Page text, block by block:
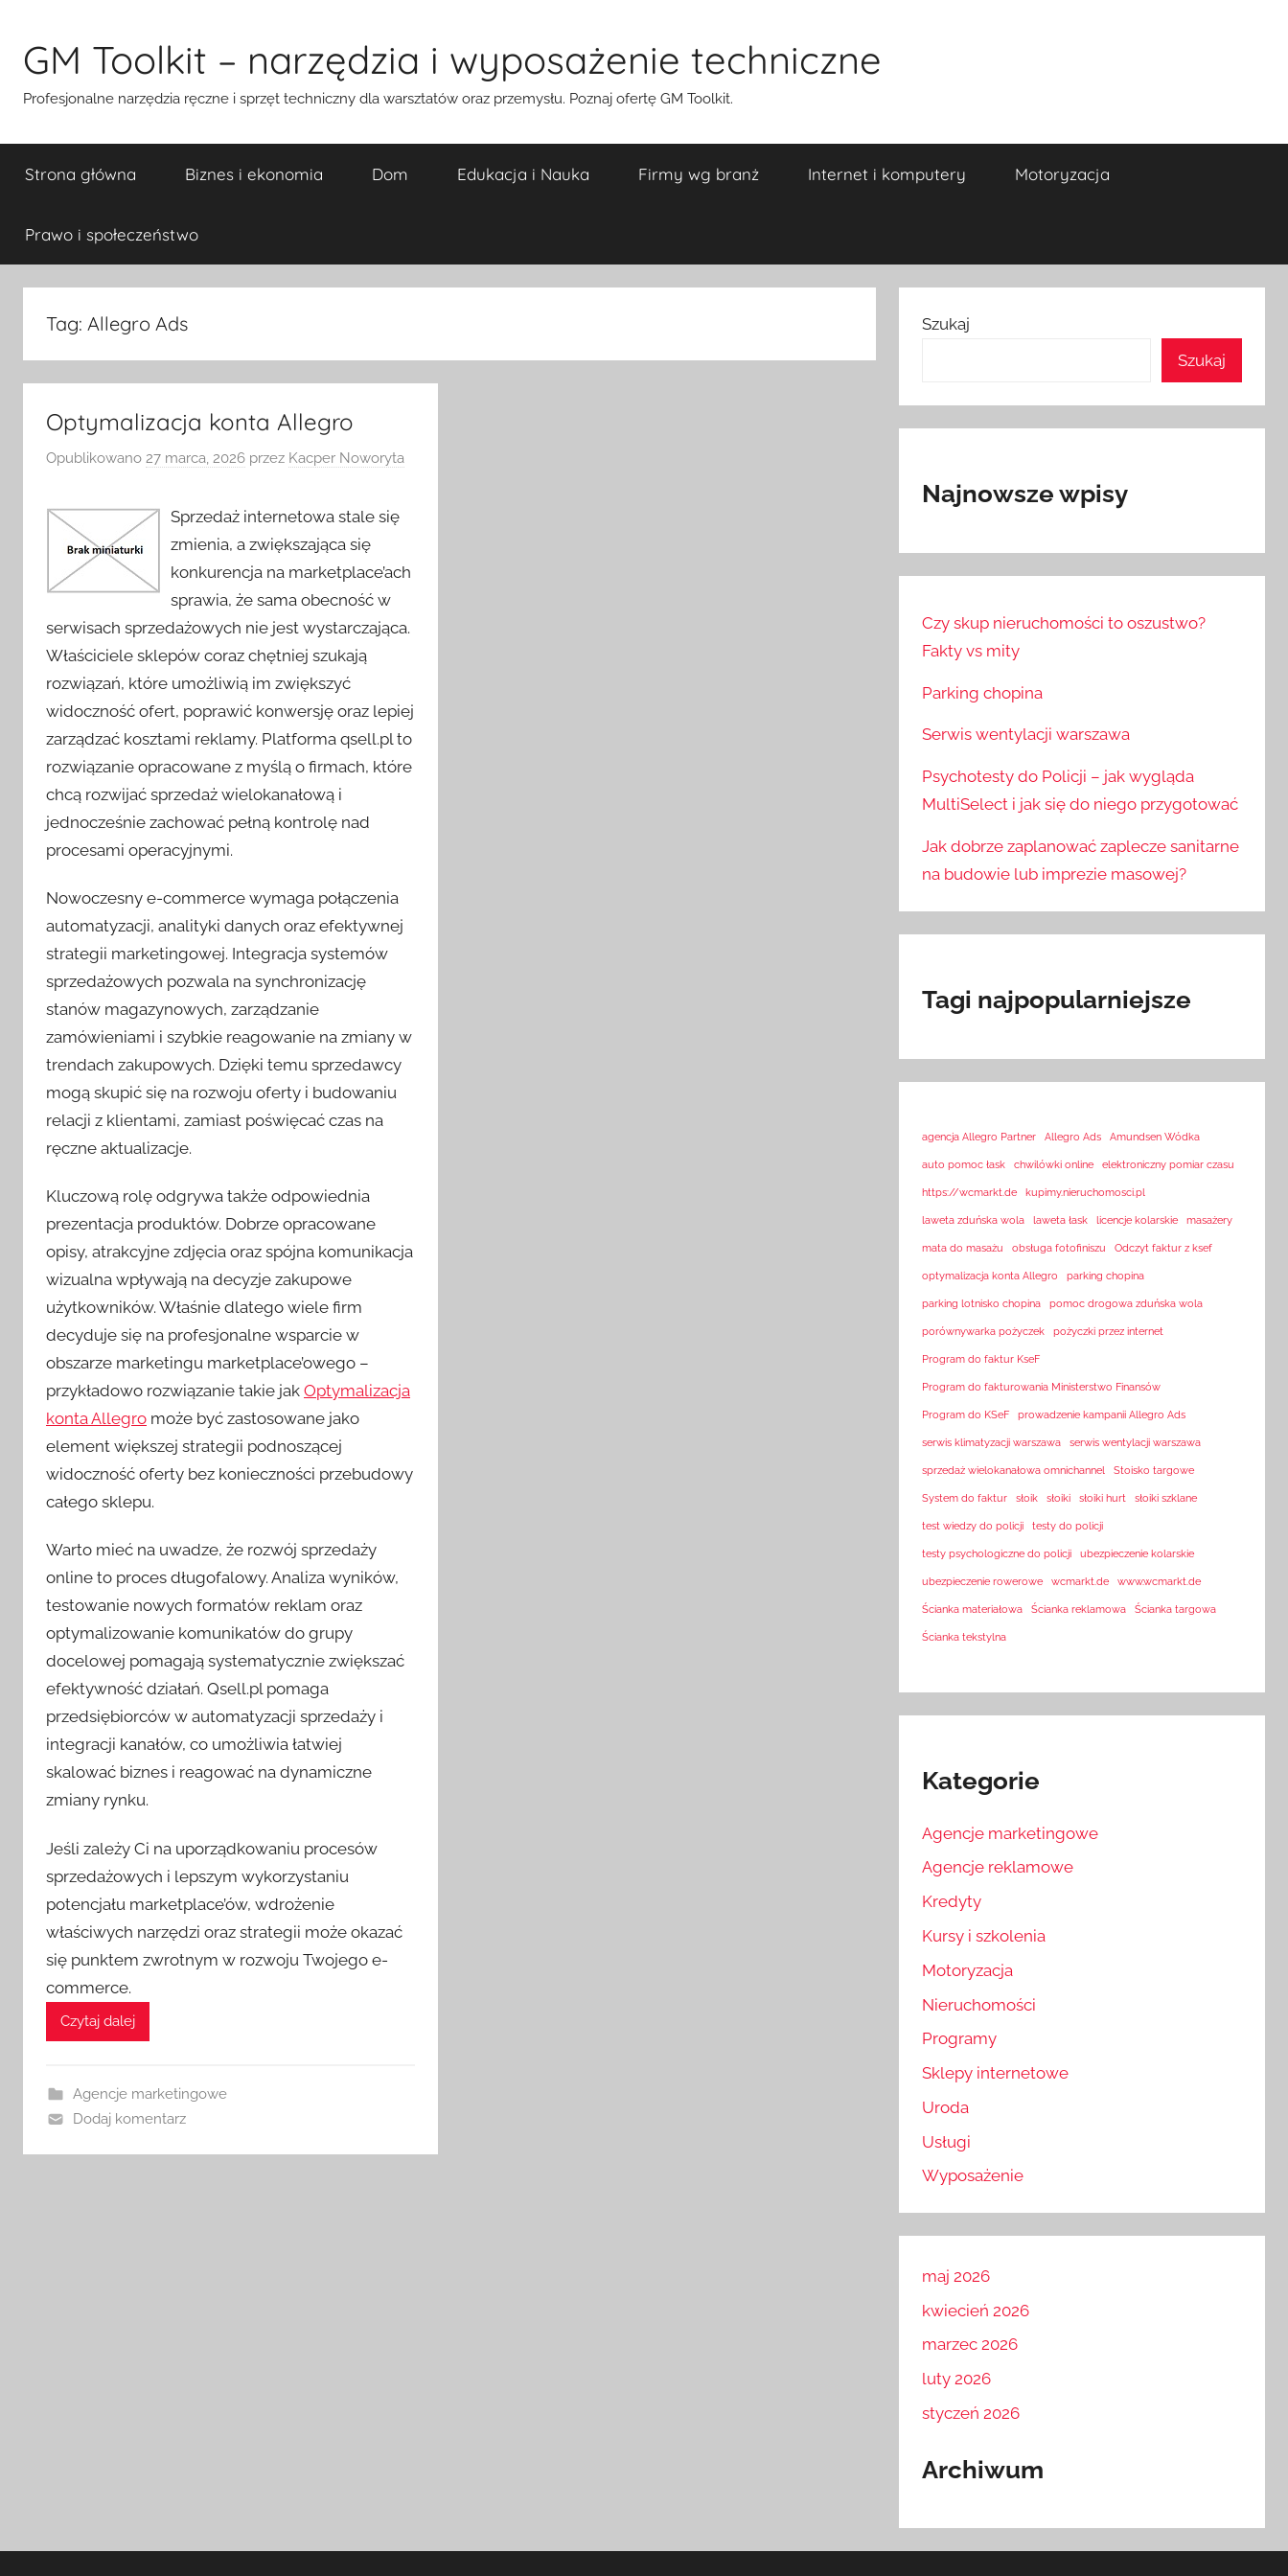
treściGM Toolkit – narzędzia i wyposażenie techniczne
Profesjonalne narzędzia ręczne i sprzęt techniczny dla warsztatów oraz przemysłu. Poznaj ofertę GM Toolkit.
Strona główna Biznes i ekonomia Dom Edukacja i Nauka Firmy wg branż Internet i komputery Motoryzacja
Prawo i społeczeństwo
Tag: Allegro Ads
Optymalizacja konta Allegro
Opublikowano 27 marca, 2026 przez Kacper Noworyta
Sprzedaż internetowa stale się
zmienia, a zwiększająca się
konkurencja na marketplace’ach
sprawia, że sama obecność w
serwisach sprzedażowych nie jest wystarczająca.
Właściciele sklepów coraz chętniej szukają
rozwiązań, które umożliwią im zwiększyć
widoczność ofert, poprawić konwersję oraz lepiej
zarządzać kosztami reklamy. Platforma qsell.pl to
rozwiązanie opracowane z myślą o firmach, które
chcą rozwijać sprzedaż wielokanałową i
jednocześnie zachować pełną kontrolę nad
procesami operacyjnymi.
Nowoczesny e-commerce wymaga połączenia
automatyzacji, analityki danych oraz efektywnej
strategii marketingowej. Integracja systemów
sprzedażowych pozwala na synchronizację
stanów magazynowych, zarządzanie
zamówieniami i szybkie reagowanie na zmiany w
trendach zakupowych. Dzięki temu sprzedawcy
mogą skupić się na rozwoju oferty i budowaniu
relacji z klientami, zamiast poświęcać czas na
ręczne aktualizacje.
Kluczową rolę odgrywa także odpowiednia
prezentacja produktów. Dobrze opracowane
opisy, atrakcyjne zdjęcia oraz spójna komunikacja
wizualna wpływają na decyzje zakupowe
użytkowników. Właśnie dlatego wiele firm
decyduje się na profesjonalne wsparcie w
obszarze marketingu marketplace’owego –
przykładowo rozwiązanie takie jak Optymalizacja
konta Allegro może być zastosowane jako
element większej strategii podnoszącej
widoczność oferty bez konieczności przebudowy
całego sklepu.
Warto mieć na uwadze, że rozwój sprzedaży
online to proces długofalowy. Analiza wyników,
testowanie nowych formatów reklam oraz
optymalizowanie komunikatów do grupy
docelowej pomagają systematycznie zwiększać
efektywność działań. Qsell.pl pomaga
przedsiębiorców w automatyzacji sprzedaży i
integracji kanałów, co umożliwia łatwiej
skalować biznes i reagować na dynamiczne
zmiany rynku.
Jeśli zależy Ci na uporządkowaniu procesów
sprzedażowych i lepszym wykorzystaniu
potencjału marketplace’ów, wdrożenie
właściwych narzędzi oraz strategii może okazać
się punktem zwrotnym w rozwoju Twojego e-
commerce.
Czytaj dalej
Agencje marketingowe
Dodaj komentarz
Szukaj
Szukaj
Najnowsze wpisy
Czy skup nieruchomości to oszustwo?
Fakty vs mity
Parking chopina
Serwis wentylacji warszawa
Psychotesty do Policji – jak wygląda
MultiSelect i jak się do niego przygotować
Jak dobrze zaplanować zaplecze sanitarne
na budowie lub imprezie masowej?
Tagi najpopularniejsze
agencja Allegro Partner Allegro Ads Amundsen Wódka
auto pomoc łask chwilówki online elektroniczny pomiar czasu
https://wcmarkt.de kupimy.nieruchomosci.pl
laweta zduńska wola laweta łask licencje kolarskie masażery
mata do masażu obsługa fotofiniszu Odczyt faktur z ksef
optymalizacja konta Allegro parking chopina
parking lotnisko chopina pomoc drogowa zduńska wola
porównywarka pożyczek pożyczki przez internet
Program do faktur KseF
Program do fakturowania Ministerstwo Finansów
Program do KSeF prowadzenie kampanii Allegro Ads
serwis klimatyzacji warszawa serwis wentylacji warszawa
sprzedaż wielokanałowa omnichannel Stoisko targowe
System do faktur słoik słoiki słoiki hurt słoiki szklane
test wiedzy do policji testy do policji
testy psychologiczne do policji ubezpieczenie kolarskie
ubezpieczenie rowerowe wcmarkt.de www.wcmarkt.de
Ścianka materiałowa Ścianka reklamowa Ścianka targowa
Ścianka tekstylna
Kategorie
Agencje marketingowe
Agencje reklamowe
Kredyty
Kursy i szkolenia
Motoryzacja
Nieruchomości
Programy
Sklepy internetowe
Uroda
Usługi
Wyposażenie
maj 2026
kwiecień 2026
marzec 2026
luty 2026
styczeń 2026
Archiwum